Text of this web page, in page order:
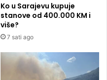
Ko u Sarajevu kupuje
stanove od 400.000 KM i
više?
7 sati ago